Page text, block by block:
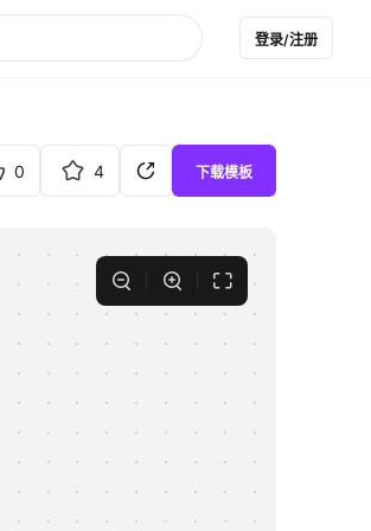
登录/注册
0 4 下载模板